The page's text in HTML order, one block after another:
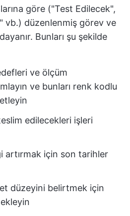
göre ("Test Edilecek",
vb.) düzenlenmiş görev ve
Bunları şu şekilde
ve ölçüm
ve bunları renk kodlu
edilecekleri işleri
artırmak için son tarihler
düzeyini belirtmek için